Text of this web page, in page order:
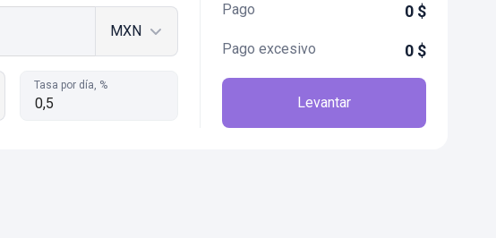
MXN
Tasa por día, %
Pago 0 $
Pago excesivo 0 $
Levantar